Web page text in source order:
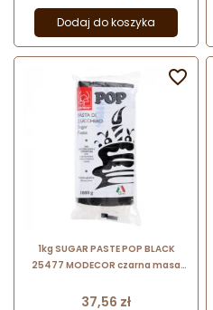
Dodaj do koszyka
1kg SUGAR PASTE POP BLACK
25477 MODECOR czarna masa
Cena
37,56 zł
